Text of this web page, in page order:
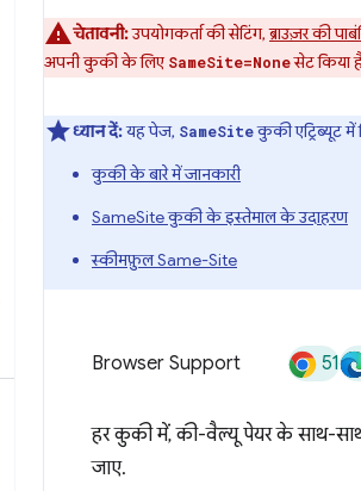
चेतावनी:उपयोगकर्ता की सेटिंग,ब्राउज़र की
अपनी कुकी के लिए SameSite=Noneसेट किया
ध्यान दें:यह पेज, SameSiteकुकी एट्रिब्यूट में
कुकी के बारे में जानकारी
SameSite कुकी के इस्तेमाल के उदाहरण
स्कीमफ़ुल Same-Site
Browser Support 51
हर कुकी में, की-वैल्यू पेयर के साथ-
जाए.